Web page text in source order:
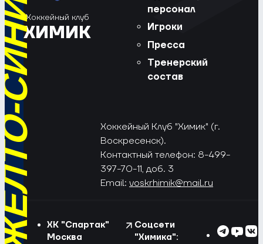
Хоккейный клуб
ХИМИК
персонал
Игроки
Пресса
Тренерский
состав
Хоккейный Клуб "Химик" (г.
Воскресенск).
Контактный телефон: 8-499-
397-70-11, доб. 3
Email: voskrhimik@mail.ru
ХК "Спартак"
Москва
Соцсети
"Химика":